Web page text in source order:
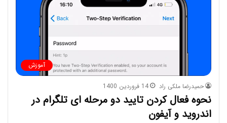
آموزش
حمیدرضا ملکی راد 14 فروردین 1400
نحوه فعال کردن تایید دو مرحله ای تلگرام در
اندروید و آیفون